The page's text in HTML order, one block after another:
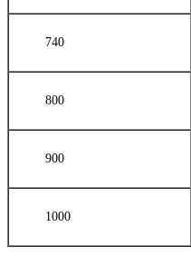
740
800
900
1000